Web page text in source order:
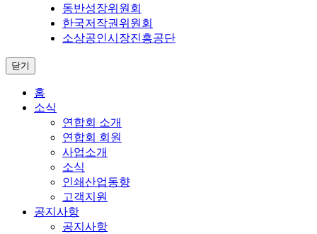
동반성장위원회
한국저작권위원회
소상공인시장진흥공단
닫기
홈
소식
연합회 소개
연합회 회원
사업소개
소식
인쇄산업동향
고객지원
공지사항
공지사항